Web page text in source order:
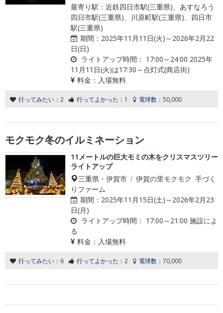
最寄り駅：近鉄四日市駅(三重県)、あすなろう
四日市駅(三重県)、川原町駅(三重県)、四日市
駅(三重県)
期間： 2025年11月11日(火)～2026年2月22
日(日)
ライトアップ時間： 17:00～24:00 2025年
11月11日(火)は17:30～点灯式(商店街)
料金： 入場無料
行ってみたい： 2 行ってよかった： 1 電球数： 50,000
モクモク冬のイルミネーション
11メートルの巨大モミの木をクリスマスツリー
ライトアップ
三重県・伊賀市 / 伊賀の里モクモク 手づく
りファーム
期間： 2025年11月15日(土)～2026年2月23
日(月)
ライトアップ時間： 17:00～21:00 施設によ
る
料金： 入場無料
行ってみたい： 6 行ってよかった： 2 電球数： 70,000